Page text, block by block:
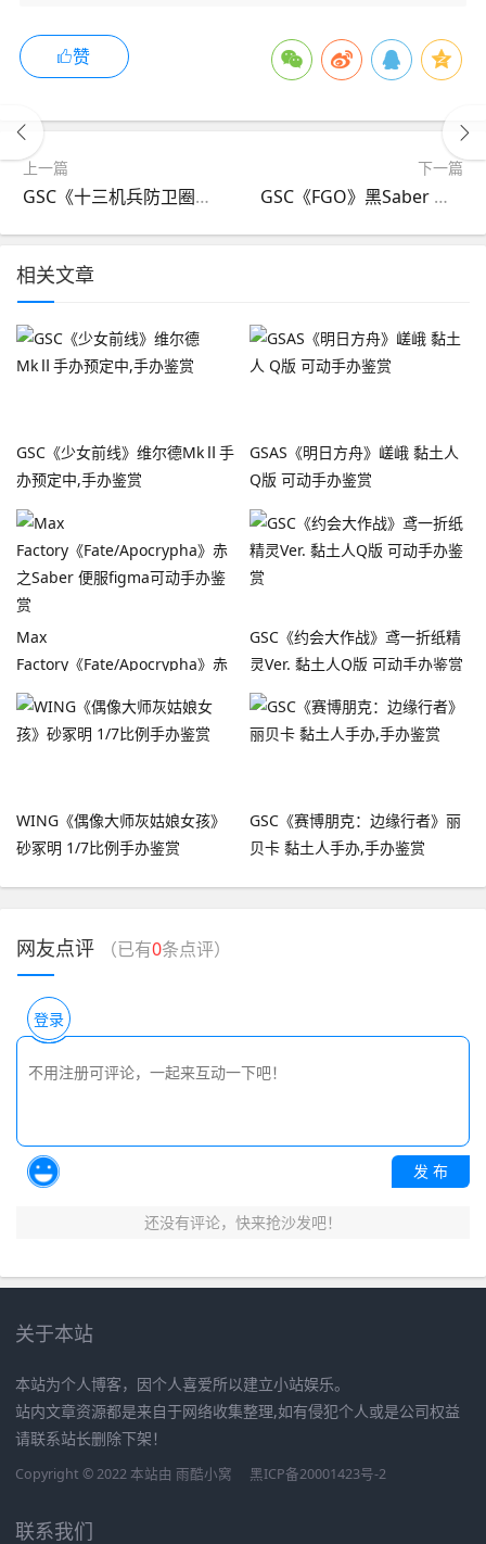
赞
上一篇
GSC《十三机兵防卫圈》药师寺惠 1/7比例手办鉴赏
下一篇
GSC《FGO》黑Saber 阿尔托莉雅[Alter] 黑呆 英灵旅装手办开定,手办鉴赏
相关文章
GSC《少女前线》维尔德MkⅡ手
办预定中,手办鉴赏
GSAS《明日方舟》嵯峨 黏土人
Q版 可动手办鉴赏
Max
Factory《Fate/Apocrypha》赤
之Saber 便服figma可动手办鉴
GSC《约会大作战》鸢一折纸精
灵Ver. 黏土人Q版 可动手办鉴赏
WING《偶像大师灰姑娘女孩》
砂冢明 1/7比例手办鉴赏
GSC《赛博朋克：边缘行者》丽
贝卡 黏土人手办,手办鉴赏
网友点评 （已有0条点评）
登录
发 布
还没有评论，快来抢沙发吧！
关于本站
本站为个人博客，因个人喜爱所以建立小站娱乐。
站内文章资源都是来自于网络收集整理,如有侵犯个人或是公司权益
请联系站长删除下架！
Copyright © 2022 本站由 雨酷小窝 黑ICP备20001423号-2
联系我们